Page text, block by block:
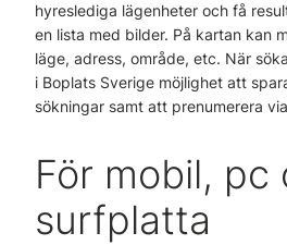
hyreslediga lägenheter och få
en lista med bilder. På kartan kan
läge, adress, område, etc. När
i Boplats Sverige möjlighet att
sökningar samt att prenumerera
För mobil, pc
surfplatta